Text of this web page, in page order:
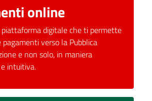
online
piattaforma digitale che ti permette
verso la Pubblica
e non solo, in maniera
intuitiva.